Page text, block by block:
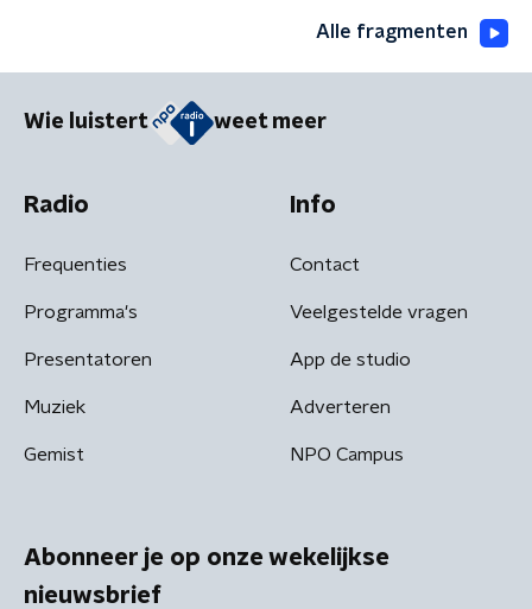
Alle fragmenten
Wie luistert weet meer
Radio
Frequenties
Programma's
Presentatoren
Muziek
Gemist
Info
Contact
Veelgestelde vragen
App de studio
Adverteren
NPO Campus
Abonneer je op onze wekelijkse
nieuwsbrief